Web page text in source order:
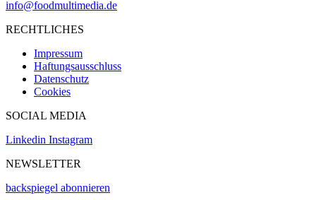
info@foodmultimedia.de
RECHTLICHES
Impressum
Haftungsausschluss
Datenschutz
Cookies
SOCIAL MEDIA
Linkedin Instagram
NEWSLETTER
backspiegel abonnieren